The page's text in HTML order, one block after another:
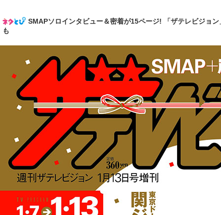
SMAPソロインタビュー＆密着が15ページ! 「ザテレビジョ
も